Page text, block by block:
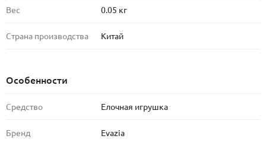
Вес 0.05 кг
Страна производства Китай
Особенности
Средство Елочная игрушка
Бренд Evazia